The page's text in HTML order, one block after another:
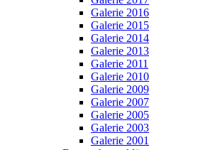
Galerie 2016
Galerie 2015
Galerie 2014
Galerie 2013
Galerie 2011
Galerie 2010
Galerie 2009
Galerie 2007
Galerie 2005
Galerie 2003
Galerie 2001